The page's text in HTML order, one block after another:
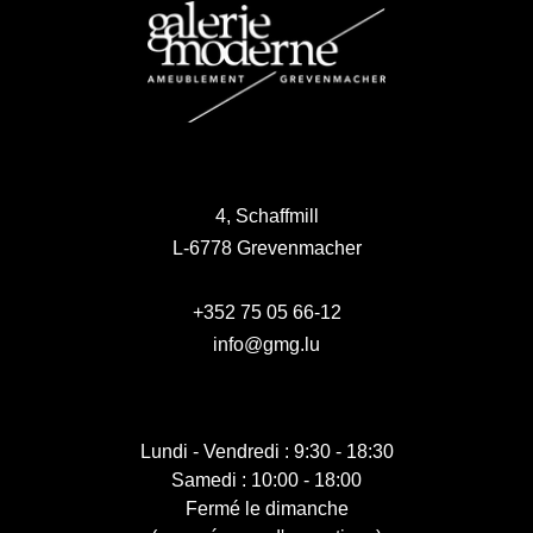
4, Schaffmill
L-6778 Grevenmacher
+352 75 05 66-12
info@gmg.lu
Lundi - Vendredi : 9:30 - 18:30
Samedi : 10:00 - 18:00
Fermé le dimanche